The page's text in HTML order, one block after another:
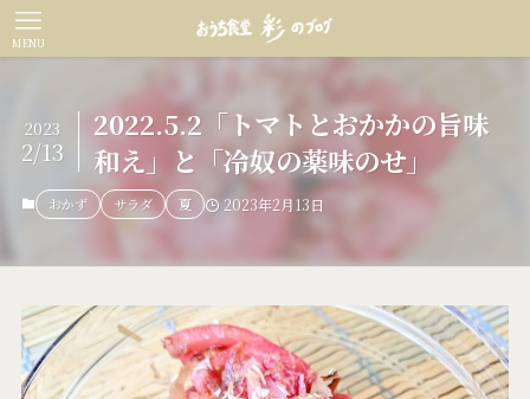
MENU
2022.5.2「トマトとおかかの旨味
和え」と「冷奴の薬味のせ」
2023
2/13
おかず サラダ 夏 2023年2月13日